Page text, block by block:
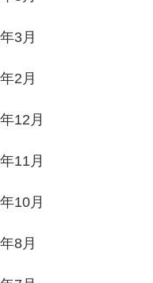
3月
2月
12月
11月
10月
8月